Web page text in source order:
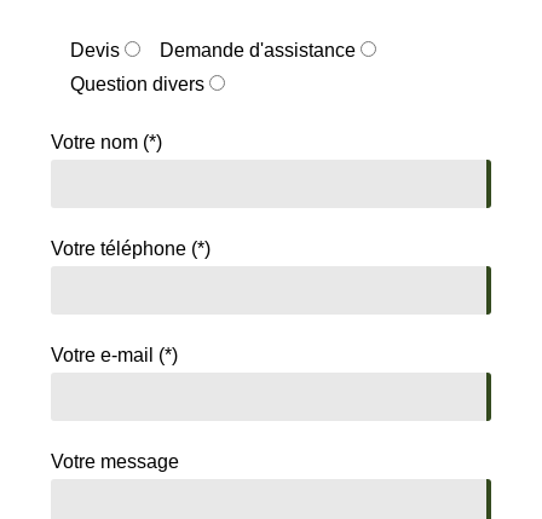
Devis
Demande d'assistance
Question divers
Votre nom (*)
Votre téléphone (*)
Votre e-mail (*)
Votre message